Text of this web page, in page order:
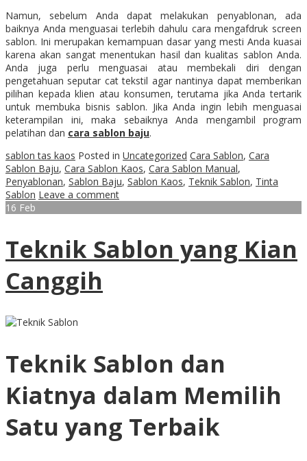
Namun, sebelum Anda dapat melakukan penyablonan, ada
baiknya Anda menguasai terlebih dahulu cara mengafdruk screen
sablon. Ini merupakan kemampuan dasar yang mesti Anda kuasai
karena akan sangat menentukan hasil dan kualitas sablon Anda.
Anda juga perlu menguasai atau membekali diri dengan
pengetahuan seputar cat tekstil agar nantinya dapat memberikan
pilihan kepada klien atau konsumen, terutama jika Anda tertarik
untuk membuka bisnis sablon. Jika Anda ingin lebih menguasai
keterampilan ini, maka sebaiknya Anda mengambil program
pelatihan dan cara sablon baju.
sablon tas kaos Posted in Uncategorized Cara Sablon, Cara
Sablon Baju, Cara Sablon Kaos, Cara Sablon Manual,
Penyablonan, Sablon Baju, Sablon Kaos, Teknik Sablon, Tinta
Sablon Leave a comment
16 Feb
Teknik Sablon yang Kian
Canggih
Teknik Sablon dan
Kiatnya dalam Memilih
Satu yang Terbaik